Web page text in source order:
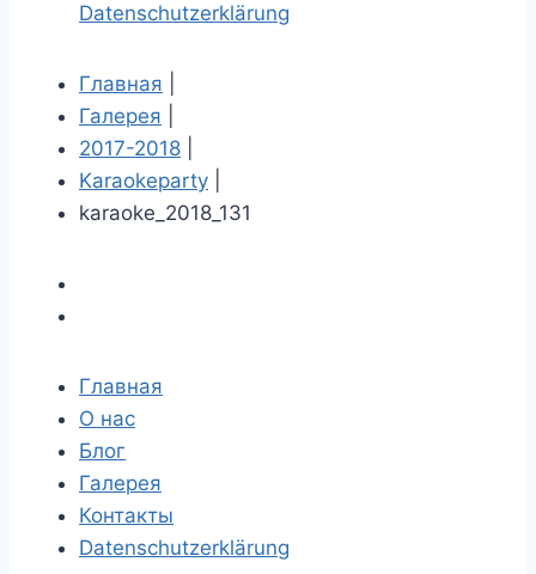
Datenschutzerklärung
Главная
Галерея
2017-2018
Karaokeparty
karaoke_2018_131
Главная
О нас
Блог
Галерея
Контакты
Datenschutzerklärung